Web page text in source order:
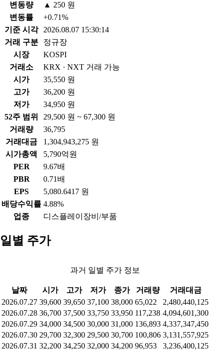
변동량
▲ 250 원
변동률
+0.71%
기준 시각
2026.08.07 15:30:14
거래 구분
정규장
시장
KOSPI
거래소
KRX · NXT 거래 가능
시가
35,550 원
고가
36,200 원
저가
34,950 원
52주 범위
29,500 원 ~ 67,300 원
거래량
36,795
거래대금
1,304,943,275 원
시가총액
5,790억원
PER
9.67배
PBR
0.71배
EPS
5,080.6417 원
배당수익률 4.88%
업종
디스플레이장비/부품
일별 주가
과거 일별 주가 정보
날짜 시가 고가 저가 종가 거래량
거래대금
2026.07.27 39,600 39,650 37,100 38,000 65,022
2,480,440,125
2026.07.28 36,700 37,500 33,750 33,950 117,238 4,094,601,300
2026.07.29 34,000 34,500 30,000 31,000 136,893 4,337,347,450
2026.07.30 29,700 32,300 29,500 30,700 100,806 3,131,557,925
2026.07.31 32,200 34,250 32,000 34,200 96,953
3,236,400,125